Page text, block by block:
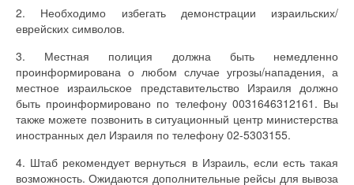
2. Необходимо избегать демонстрации израильских/
еврейских символов.
3. Местная полиция должна быть немедленно
проинформирована о любом случае угрозы/нападения, а
местное израильское представительство Израиля должно
быть проинформировано по телефону 0031646312161. Вы
также можете позвонить в ситуационный центр министерства
иностранных дел Израиля по телефону 02-5303155.
4. Штаб рекомендует вернуться в Израиль, если есть такая
возможность. Ожидаются дополнительные рейсы для вывоза